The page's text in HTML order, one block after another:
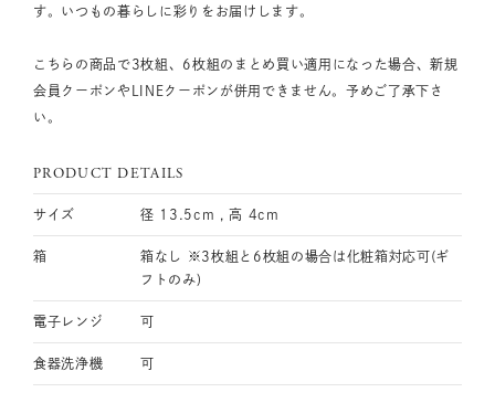
す。いつもの暮らしに彩りをお届けします。
こちらの商品で3枚組、6枚組のまとめ買い適用になった場合、新規
会員クーポンやLINEクーポンが併用できません。予めご了承下さ
い。
PRODUCT DETAILS
サイズ 径 13.5cm , 高 4cm
箱
箱なし ※3枚組と6枚組の場合は化粧箱対応可(ギ
フトのみ)
電子レンジ 可
食器洗浄機 可